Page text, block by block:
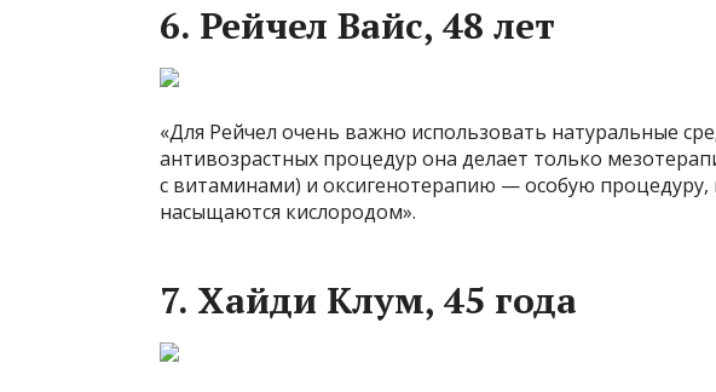
6. Рейчел Вайс, 48 лет
«Для Рейчел очень важно использовать натуральные
антивозрастных процедур она делает только
с витаминами) и оксигенотерапию — особую процедуру,
насыщаются кислородом».
7. Хайди Клум, 45 года